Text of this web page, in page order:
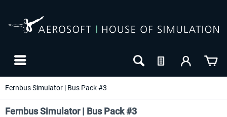
Fernbus Simulator | Bus Pack #3
Fernbus Simulator | Bus Pack #3